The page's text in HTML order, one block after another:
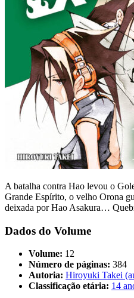
A batalha contra Hao levou o
Grande Espírito, o velho Orona
deixada por Hao Asakura…
Dados do Volume
Volume: 12
Número de páginas: 384
Autoria: Hiroyuki Takei
Classificação etária: 14